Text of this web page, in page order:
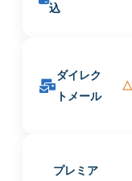
込
ダイレク
トメール
△
プレミア